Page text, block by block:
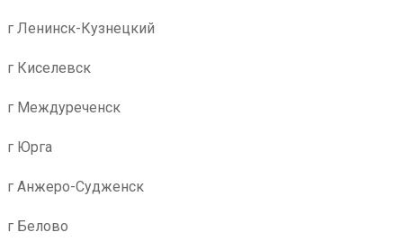
г Ленинск-Кузнецкий
г Киселевск
г Междуреченск
г Юрга
г Анжеро-Судженск
г Белово